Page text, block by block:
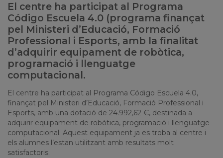
El centre ha participat al Programa
Código Escuela 4.0 (programa finançat
pel Ministeri d’Educació, Formació
Professional i Esports, amb la finalitat
d’adquirir equipament de robòtica,
programació i llenguatge
computacional.
El centre ha participat al Programa Código Escuela 4.0,
finançat pel Ministeri d’Educació, Formació Professional i
Esports, amb una dotació de 24.992,62 €, destinada a
adquirir equipament de robòtica, programació i llenguatge
computacional. Aquest equipament ja es troba al centre i
els alumnes l’estan utilitzant amb resultats molt
satisfactoris.